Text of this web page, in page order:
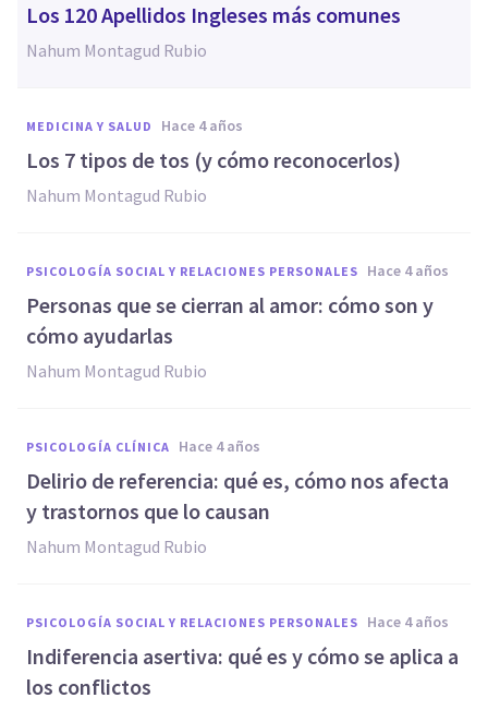
Los 120 Apellidos Ingleses más comunes
Nahum Montagud Rubio
MEDICINA Y SALUD hace 4 años
Los 7 tipos de tos (y cómo reconocerlos)
Nahum Montagud Rubio
PSICOLOGÍA SOCIAL Y RELACIONES PERSONALES hace 4 años
Personas que se cierran al amor: cómo son y
cómo ayudarlas
Nahum Montagud Rubio
PSICOLOGÍA CLÍNICA hace 4 años
Delirio de referencia: qué es, cómo nos afecta
y trastornos que lo causan
Nahum Montagud Rubio
PSICOLOGÍA SOCIAL Y RELACIONES PERSONALES hace 4 años
Indiferencia asertiva: qué es y cómo se aplica a
los conflictos